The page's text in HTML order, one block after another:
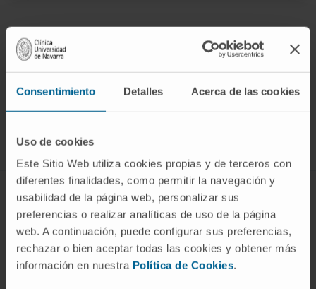
Consentimiento Detalles Acerca de las cookies
Uso de cookies
Este Sitio Web utiliza cookies propias y de terceros con
diferentes finalidades, como permitir la navegación y
usabilidad de la página web, personalizar sus
preferencias o realizar analíticas de uso de la página
web. A continuación, puede configurar sus preferencias,
rechazar o bien aceptar todas las cookies y obtener más
información en nuestra Política de Cookies.
ABOUT CIMA
Who we are
Research Center of the Clinica
Campus of the Universidad de Navarra